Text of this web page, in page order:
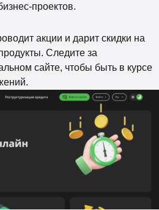
проектов.
акции и дарит скидки на
Следите за
сайте, чтобы быть в курсе